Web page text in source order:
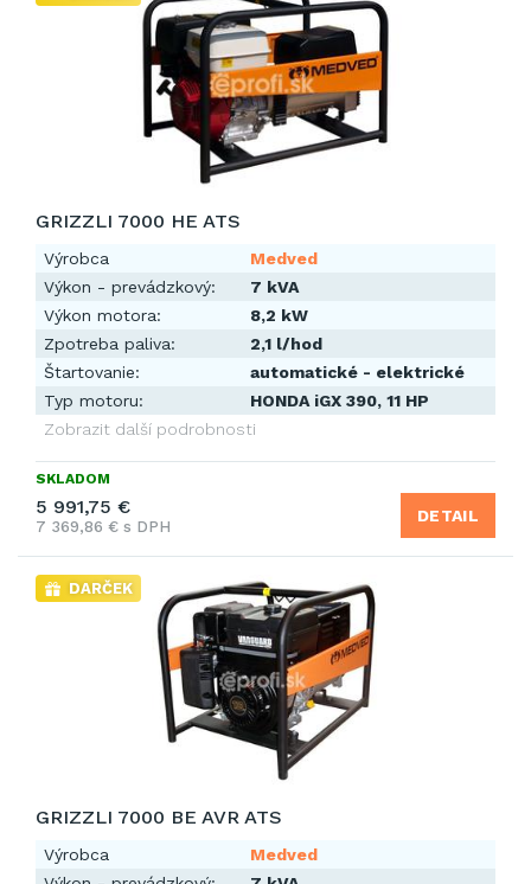
GRIZZLI 7000 HE ATS
Výrobca
Medved
Výkon - prevádzkový:
7 kVA
Výkon motora:
8,2 kW
Zpotreba paliva:
2,1 l/hod
Štartovanie:
automatické - elektrické
Typ motoru:
HONDA iGX 390, 11 HP
Zobrazit další podrobnosti
SKLADOM
5 991,75 €
7 369,86 € s DPH
DETAIL
DARČEK
GRIZZLI 7000 BE AVR ATS
Výrobca
Medved